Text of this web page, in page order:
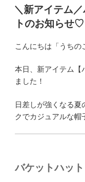
稿
日:
＼新アイテム
トのお知らせ♡
こんにちは「うちの
本日、新アイテム【
ました！
日差しが強くなる夏
クでカジュアルな帽
バケットハット